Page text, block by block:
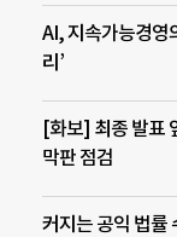
AI, 지속가능경영
리’
[화보] 최종 발표
막판 점검
커지는 공익 법률